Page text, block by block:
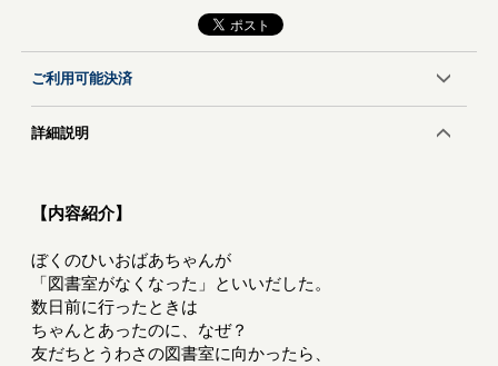
ご利用可能決済
詳細説明
【内容紹介】
ぼくのひいおばあちゃんが
「図書室がなくなった」といいだした。
数日前に行ったときは
ちゃんとあったのに、なぜ？
友だちとうわさの図書室に向かったら、